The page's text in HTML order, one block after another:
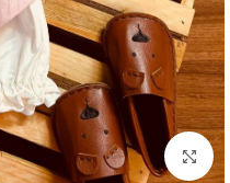
بزرگنمایی تصویر